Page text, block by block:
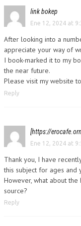
link bokep
Ene 12, 2024 at
After looking into a
appreciate your way of
I book-marked it to my
the near future.
Please visit my website
Reply
[https://
Ene 12, 2024 at
Thank you, I have
this subject for ages and
However, what about
source?
Reply